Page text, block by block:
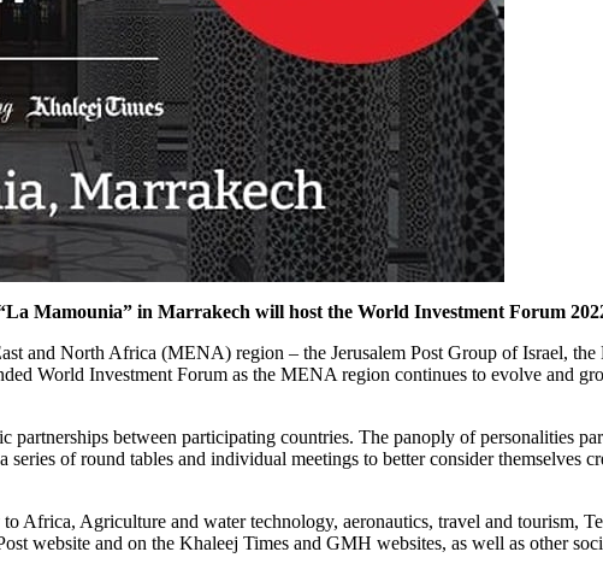
Mamounia” in Marrakech will host the World Investment Forum
and North Africa (MENA) region – the Jerusalem Post Group of Israel,
World Investment Forum as the MENA region continues to evolve and
between participating countries. The panoply of personalities
of round tables and individual meetings to better consider themselves
Africa, Agriculture and water technology, aeronautics, travel and tourism,
website and on the Khaleej Times and GMH websites, as well as other